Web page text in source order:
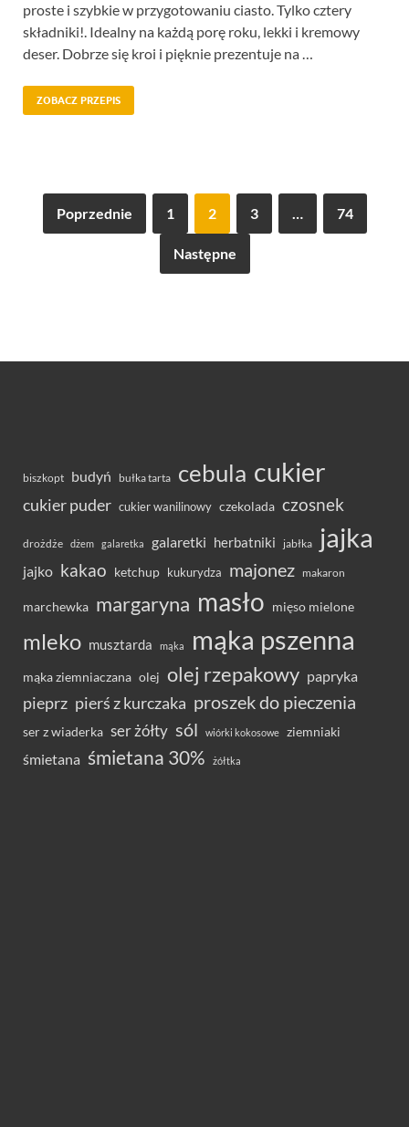
proste i szybkie w przygotowaniu ciasto. Tylko cztery
składniki!. Idealny na każdą porę roku, lekki i kremowy
deser. Dobrze się kroi i pięknie prezentuje na …
ZOBACZ PRZEPIS
Poprzednie 1 2 3 … 74
Następne
biszkopt budyń bułka tarta cebula cukier
cukier puder cukier wanilinowy czekolada czosnek
drożdże dżem galaretka galaretki herbatniki jabłka jajka
jajko kakao ketchup kukurydza majonez makaron
marchewka margaryna masło mięso mielone
mleko musztarda mąka mąka pszenna
mąka ziemniaczana olej olej rzepakowy papryka
pieprz pierś z kurczaka proszek do pieczenia
ser z wiaderka ser żółty sól wiórki kokosowe ziemniaki
śmietana śmietana 30% żółtka